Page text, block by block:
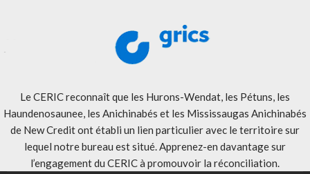
Le CERIC reconnaît que les Hurons-Wendat, les Pétuns, les
Haundenosaunee, les Anichinabés et les Mississaugas Anichinabés
de New Credit ont établi un lien particulier avec le territoire sur
lequel notre bureau est situé. Apprenez-en davantage sur
l’engagement du CERIC à promouvoir la réconciliation.